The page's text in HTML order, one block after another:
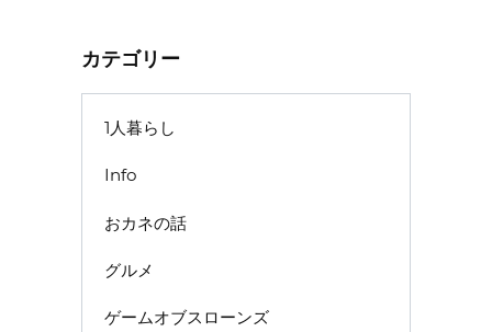
カテゴリー
1人暮らし
Info
おカネの話
グルメ
ゲームオブスローンズ